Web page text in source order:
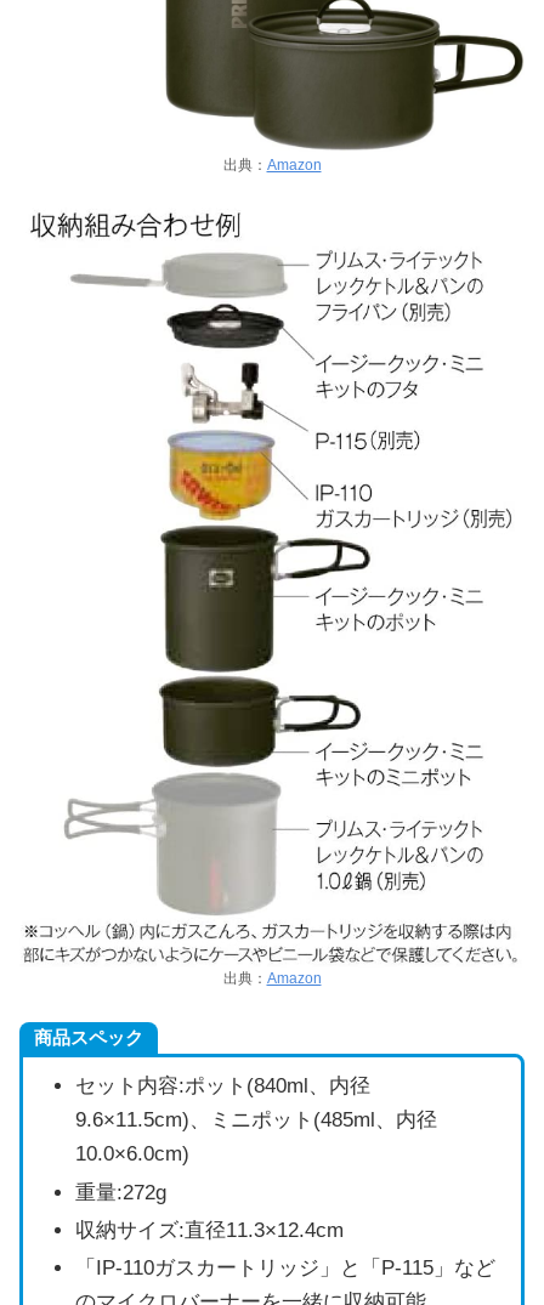
出典： Amazon
出典： Amazon
商品スペック
セット内容:ポット(840ml、内径
9.6×11.5cm)、ミニポット(485ml、内径
10.0×6.0cm)
重量:272g
収納サイズ:直径11.3×12.4cm
「IP-110ガスカートリッジ」と「P-115」など